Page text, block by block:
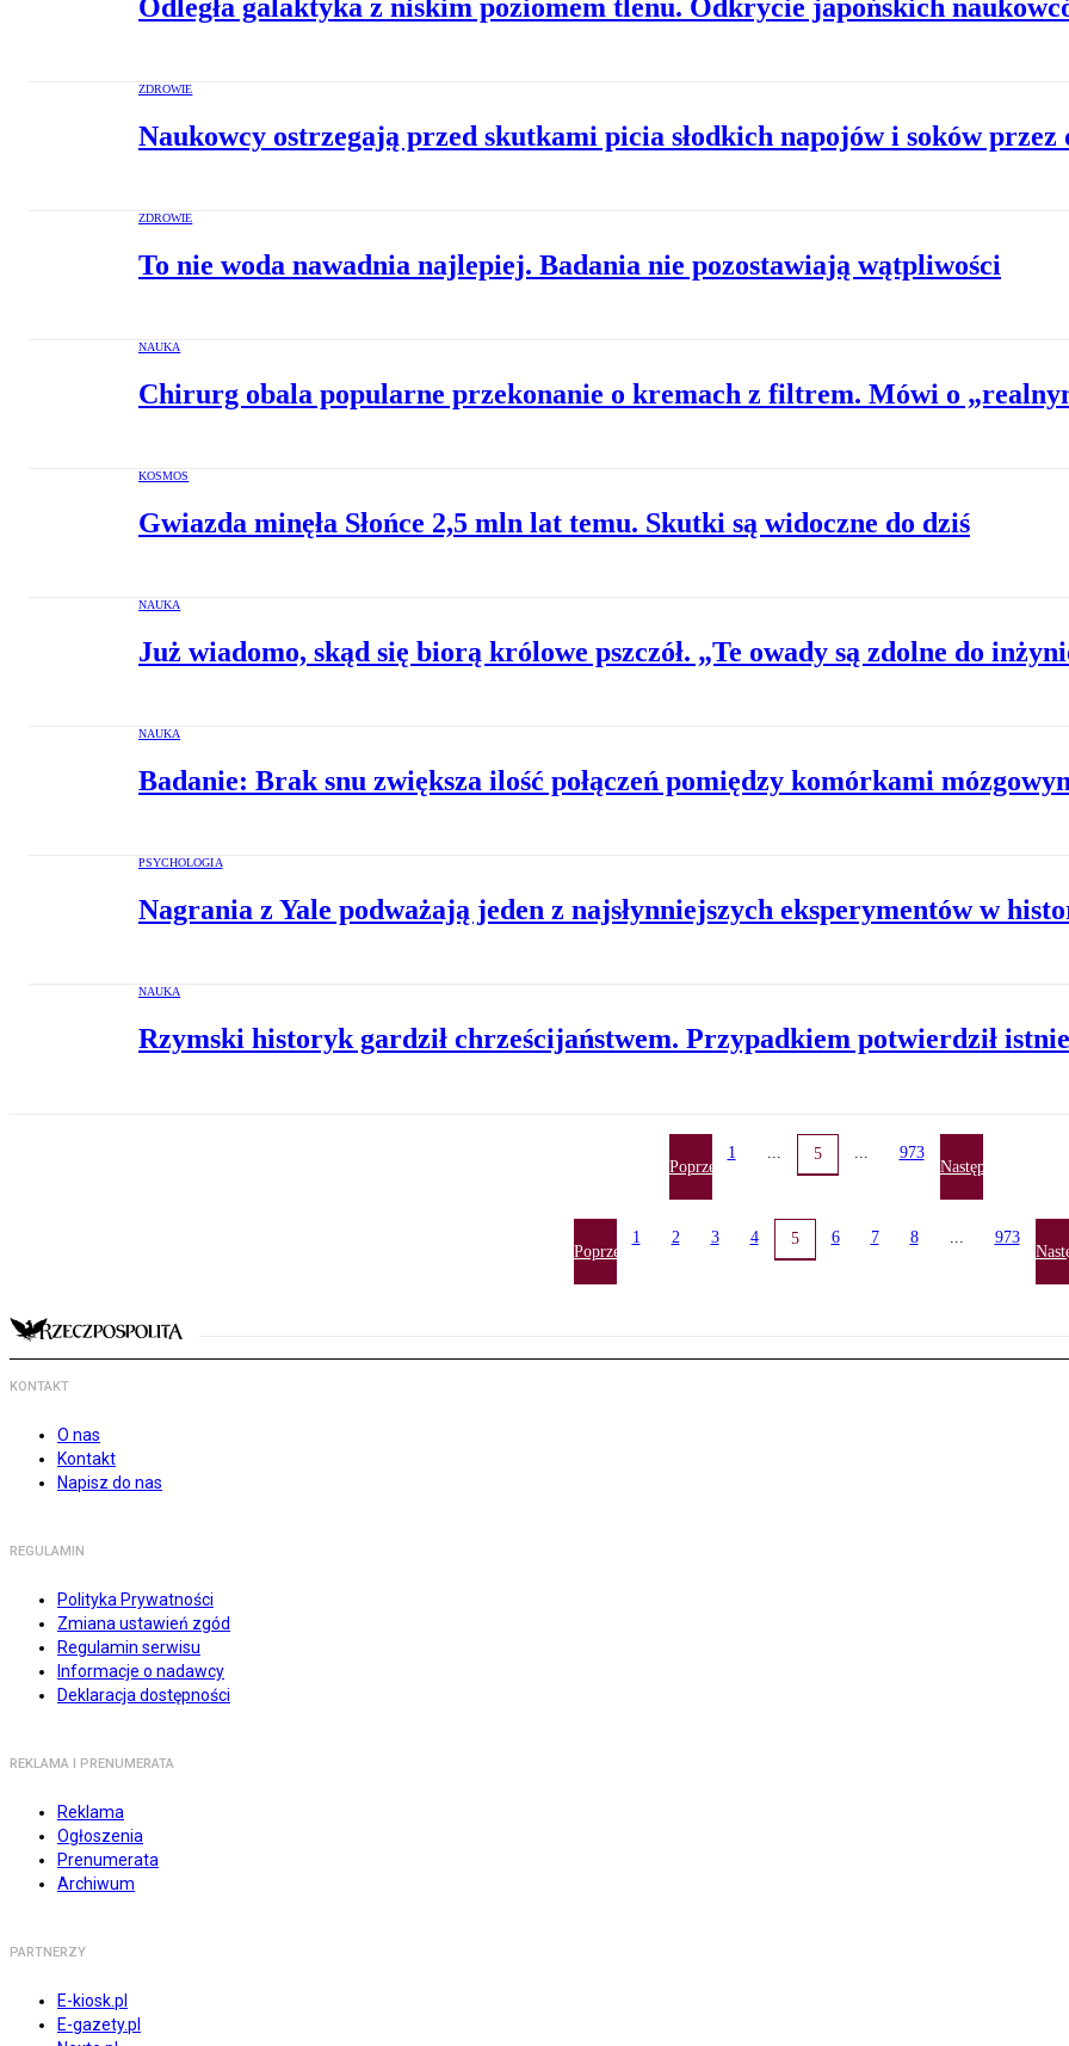
Odległa galaktyka z niskim poziomem tlenu. Odkrycie japońskich
ZDROWIE
Naukowcy ostrzegają przed skutkami picia słodkich napojów i soków przez
ZDROWIE
To nie woda nawadnia najlepiej. Badania nie pozostawiają wątpliwości
NAUKA
Chirurg obala popularne przekonanie o kremach z filtrem. Mówi o
KOSMOS
Gwiazda minęła Słońce 2,5 mln lat temu. Skutki są widoczne do dziś
NAUKA
Już wiadomo, skąd się biorą królowe pszczół. „Te owady są zdolne do
NAUKA
Badanie: Brak snu zwiększa ilość połączeń pomiędzy komórkami
PSYCHOLOGIA
Nagrania z Yale podważają jeden z najsłynniejszych eksperymentów w
NAUKA
Rzymski historyk gardził chrześcijaństwem. Przypadkiem potwierdził
Poprzednia
1 ... 5 ... 973
Następna
Poprzednia
1 2 3 4 5 6 7 8 ... 973
KONTAKT
O nas
Kontakt
Napisz do nas
REGULAMIN
Polityka Prywatności
Zmiana ustawień zgód
Regulamin serwisu
Informacje o nadawcy
Deklaracja dostępności
REKLAMA I PRENUMERATA
Reklama
Ogłoszenia
Prenumerata
Archiwum
PARTNERZY
E-kiosk.pl
E-gazety.pl